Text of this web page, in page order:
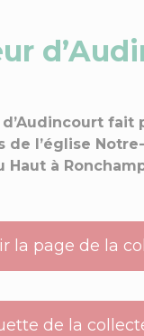
de l’église
Haut à
la page de la
de la